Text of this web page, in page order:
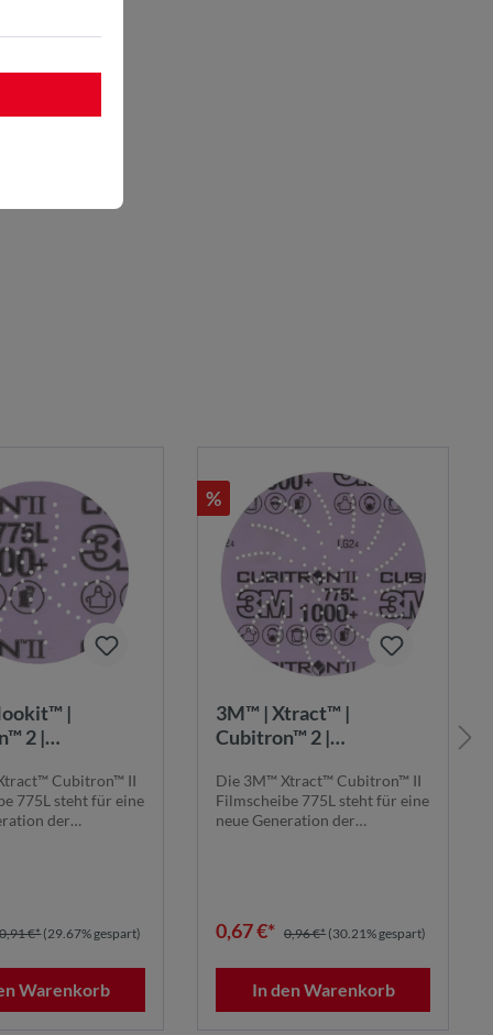
|
2 |
multihole
Cubitron™ II
775L steht für eine
der
0,91 €*(29.67% gespart)
Warenkorb
%
3M™ | Xtract™ |
Cubitron™ 2 |
mm, 1000+, multihole
Die 3M™ Xtract™ Cubitron™ II
Filmscheibe 775L steht für eine
neue Generation der
0,67 €* 0,96 €* (30.21% gespart)
In den Warenkorb